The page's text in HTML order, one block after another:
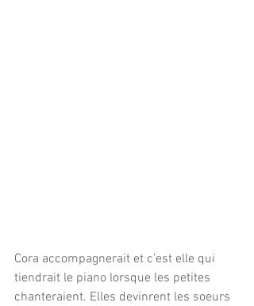
Cora accompagnerait et c’est elle qui
tiendrait le piano lorsque les petites
chanteraient. Elles devinrent les soeurs